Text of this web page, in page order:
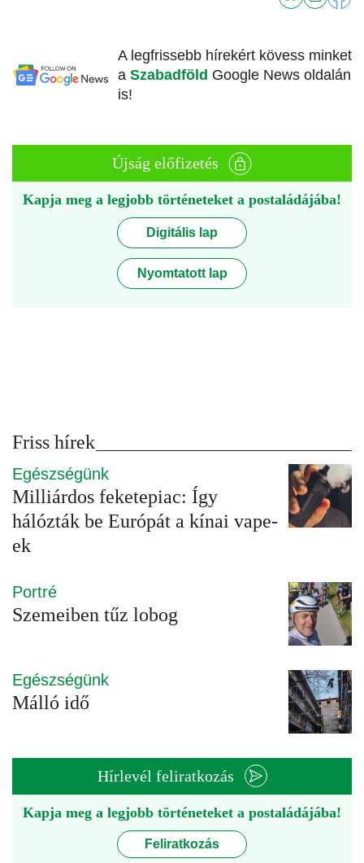
A legfrissebb hírekért kövess minket
a Szabadföld Google News oldalán
is!
Újság előfizetés
Kapja meg a legjobb történeteket a postaládájába!
Digitális lap
Nyomtatott lap
Friss hírek
Egészségünk
Milliárdos feketepiac: Így
hálózták be Európát a kínai vape-
ek
Portré
Szemeiben tűz lobog
Egészségünk
Málló idő
Hírlevél feliratkozás
Kapja meg a legjobb történeteket a postaládájába!
Feliratkozás